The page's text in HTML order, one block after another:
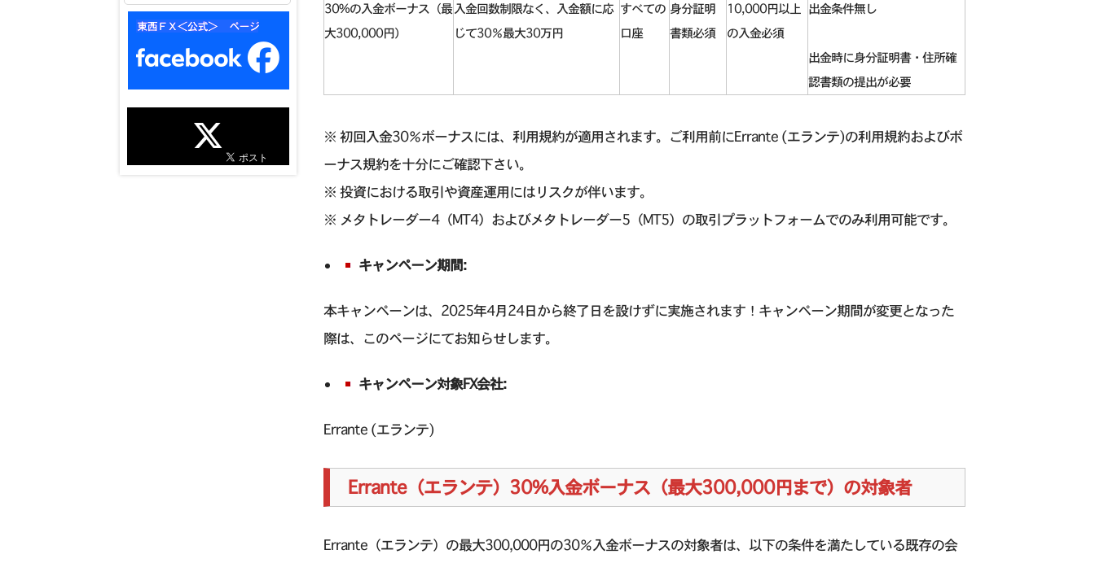
30%の入金ボーナス（最
大300,000円）
入金回数制限なく、入金額に応
じて30％最大30万円
すべての
口座
身分証明
書類必須
10,000円以上
の入金必須
出金条件無し
出金時に身分証明書・住所確
認書類の提出が必要
※ 初回入金30％ボーナスには、利用規約が適用されます。ご利用前にErrante (エランテ)の利用規約およびボ
ーナス規約を十分にご確認下さい。
※ 投資における取引や資産運用にはリスクが伴います。
※ メタトレーダー4（MT4）およびメタトレーダー5（MT5）の取引プラットフォームでのみ利用可能です。
キャンペーン期間:
本キャンペーンは、2025年4月24日から終了日を設けずに実施されます！キャンペーン期間が変更となった
際は、このページにてお知らせします。
キャンペーン対象FX会社:
Errante (エランテ)
Errante（エランテ）30%入金ボーナス（最大300,000円まで）の対象者
Errante（エランテ）の最大300,000円の30％入金ボーナスの対象者は、以下の条件を満たしている既存の会